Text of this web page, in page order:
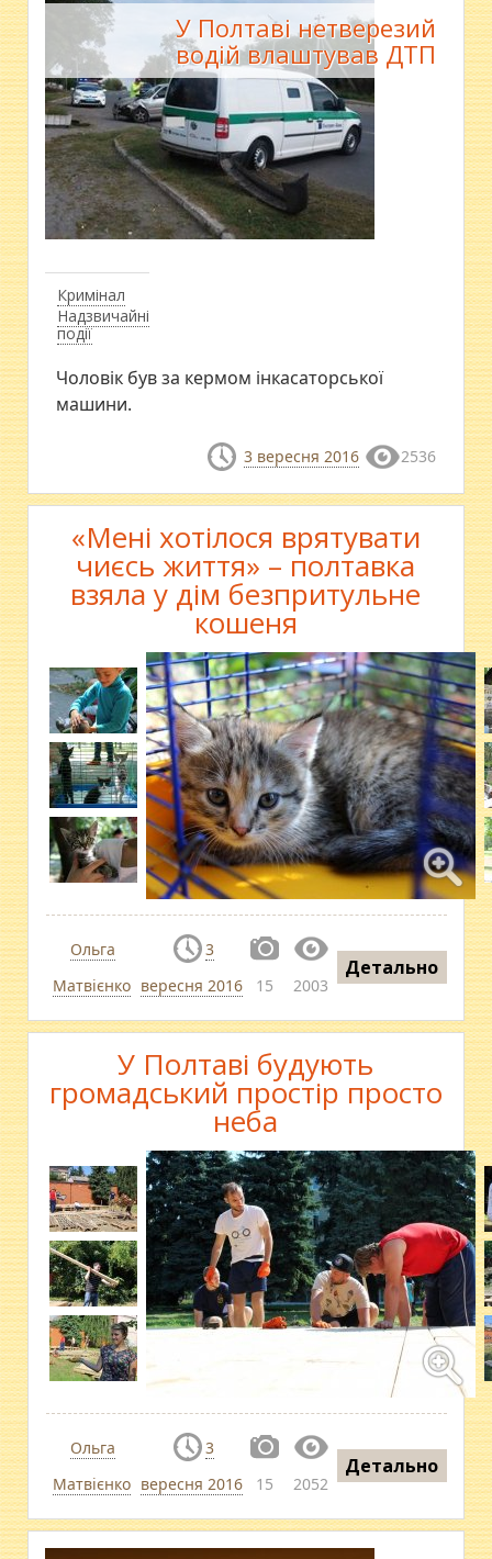
Кримінал
Надзвичайні
події
У Полтаві нетверезий
водій влаштував ДТП
​Чоловік був за кермом інкасаторської
машини.
3 вересня 2016 2536
«Мені хотілося врятувати
чиєсь життя» – полтавка
взяла у дім безпритульне
кошеня
Ольга
Матвієнко
3
вересня 2016
15 2003
Детально
У Полтаві будують
громадський простір просто
неба
Ольга
Матвієнко
3
вересня 2016
15 2052
Детально